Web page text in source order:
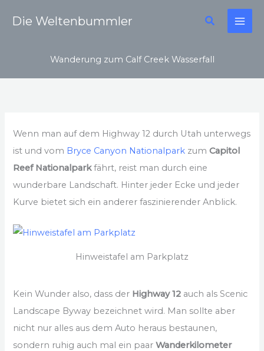
InhaltDie Weltenbummler Suchen
Wanderung zum Calf Creek Wasserfall
Wenn man auf dem Highway 12 durch Utah unterwegs
ist und vom Bryce Canyon Nationalpark zumCapitol
Reef Nationalparkfährt, reist man durch eine
wunderbare Landschaft. Hinter jeder Ecke und jeder
Kurve bietet sich ein anderer faszinierender Anblick.
Hinweistafel am Parkplatz
Kein Wunder also, dass der Highway 12 auch als Scenic
Landscape Byway bezeichnet wird. Man sollte aber
nicht nur alles aus dem Auto heraus bestaunen,
sondern ruhig auch mal ein paarWanderkilometer